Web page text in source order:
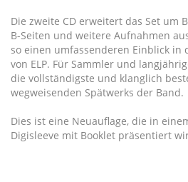
Die zweite CD erweitert das Set um
B-Seiten und weitere Aufnahmen
so einen umfassenderen Einblick in
von ELP. Für Sammler und
die vollständigste und klanglich
wegweisenden Spätwerks der Band.
Dies ist eine Neuauflage, die in
Digisleeve mit Booklet präsentiert